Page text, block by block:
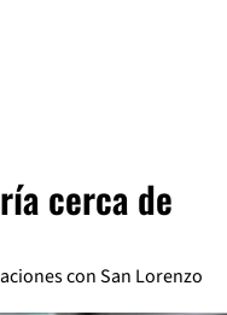
cerca de
con San Lorenzo